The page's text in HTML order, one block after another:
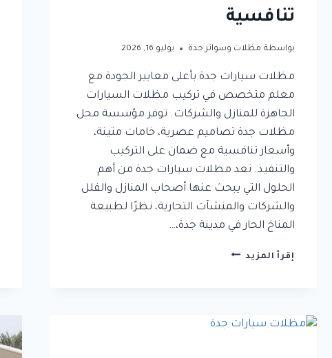
تنافسية
بواسطة مظلات وسواتر جدة يوليو 16, 2026
مظلات سيارات جدة بأعلى معايير الجودة مع
معلم متخصص في تركيب مظلات السيارات
الجاهزة للمنازل والشركات. توفر مؤسسة محل
مظلات جدة تصاميم عصرية، خامات متينة،
وأسعار تنافسية مع ضمان على التركيب
والتنفيذ. تعد مظلات سيارات جدة من أهم
الحلول التي يبحث عنها أصحاب المنازل والفلل
والشركات والمنشآت التجارية، نظرًا لطبيعة
المناخ الحار في مدينة جدة،…
إقرأ المزيد مظلات
تركيب